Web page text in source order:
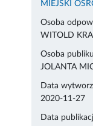
MIEJSKI
Osoba
WITOLD
Osoba
JOLANTA
Data
2020-11-27
Data